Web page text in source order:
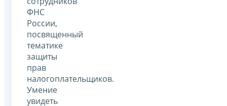
ФНС
России,
посвященный
тематике
защиты
прав
налогоплательщиков.
Умение
увидеть